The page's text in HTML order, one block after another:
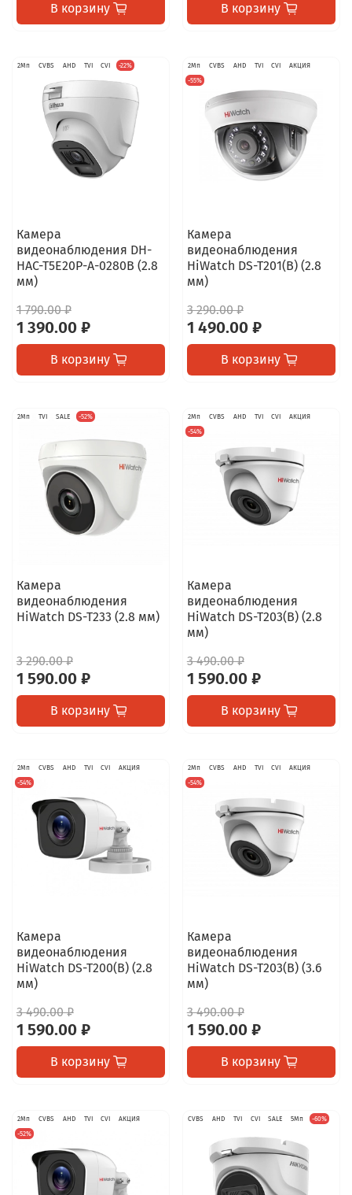
В корзину В корзину
2Мп CVBS AHD TVI CVI -22%
Камера
видеонаблюдения DH-
HAC-T5E20P-A-0280B (2.8
мм)
1 790.00 ₽
1 390.00 ₽
В корзину
2Мп CVBS AHD TVI CVI
АКЦИЯ
-55%
Камера
видеонаблюдения
HiWatch DS-T201(B) (2.8
мм)
3 290.00 ₽
1 490.00 ₽
В корзину
2Мп TVI SALE -52%
Камера
видеонаблюдения
HiWatch DS-T233 (2.8 мм)
3 290.00 ₽
1 590.00 ₽
В корзину
2Мп CVBS AHD TVI CVI
АКЦИЯ
-54%
Камера
видеонаблюдения
HiWatch DS-T203(B) (2.8
мм)
3 490.00 ₽
1 590.00 ₽
В корзину
2Мп CVBS AHD TVI CVI
АКЦИЯ
-54%
Камера
видеонаблюдения
HiWatch DS-T200(B) (2.8
мм)
3 490.00 ₽
1 590.00 ₽
В корзину
2Мп CVBS AHD TVI CVI
АКЦИЯ
-54%
Камера
видеонаблюдения
HiWatch DS-T203(B) (3.6
мм)
3 490.00 ₽
1 590.00 ₽
В корзину
2Мп CVBS AHD TVI CVI
АКЦИЯ
-52%
CVBS AHD TVI CVI SALE 5Мп -60%